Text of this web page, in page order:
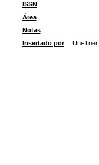
ISSN
Área
Notas
Insertado por
Uni-Trier